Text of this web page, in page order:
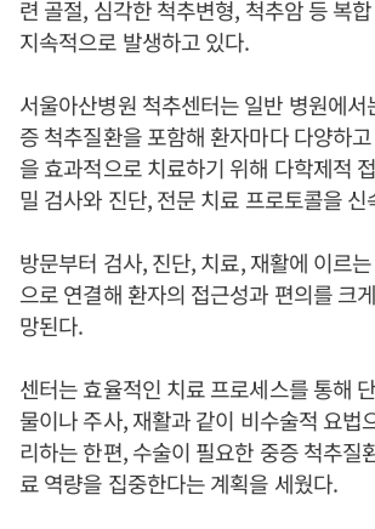
련 골절, 심각한 척추변형, 척추암 등 복
지속적으로 발생하고 있다.
서울아산병원 척추센터는 일반 병원에
증 척추질환을 포함해 환자마다 다양하
을 효과적으로 치료하기 위해 다학제적
밀 검사와 진단, 전문 치료 프로토콜을
방문부터 검사, 진단, 치료, 재활에 이르
으로 연결해 환자의 접근성과 편의를 크
망된다.
센터는 효율적인 치료 프로세스를 통해
물이나 주사, 재활과 같이 비수술적 요법
리하는 한편, 수술이 필요한 중증 척추질
료 역량을 집중한다는 계획을 세웠다.